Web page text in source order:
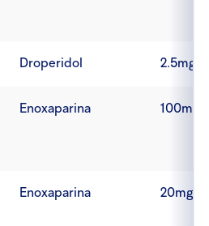
Droperidol 2.5mg/
Enoxaparina 100mg
Enoxaparina 20mg